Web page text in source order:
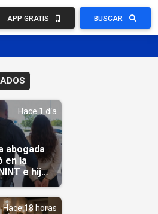
APP GRATIS BUSCAR
Hace 1 día
abogada
en la
e hija
Hace 18 horas